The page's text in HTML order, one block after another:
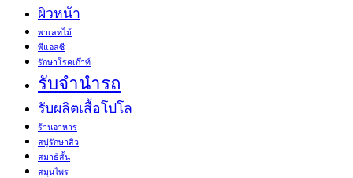
ผิวหน้า
พาเลทไม้
พีแอลซี
รักษาโรคเก๊าท์
รับจำนำรถ
รับผลิตเสื้อโปโล
ร้านอาหาร
สบู่รักษาสิว
สมาธิสั้น
สมุนไพร